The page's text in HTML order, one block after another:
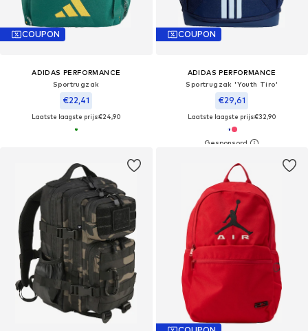
COUPON
ADIDAS PERFORMANCE
Sportrugzak
€22,41
Laatste laagste prijs:€24,90
COUPON
ADIDAS PERFORMANCE
Sportrugzak 'Youth Tiro'
€29,61
Laatste laagste prijs:€32,90